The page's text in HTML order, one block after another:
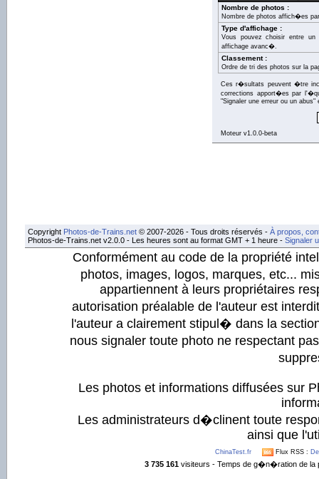
Nombre de photos :
Nombre de photos affich�es
Type d'affichage :
Vous pouvez choisir entre
affichage avanc�.
Classement :
Ordre de tri des photos sur la
Ces r�sultats peuvent �tre
corrections apport�es par
"Signaler une erreur ou un
Moteur v1.0.0-beta
Copyright Photos-de-Trains.net © 2007-2026 - Tous droits réservés - À propos,
Photos-de-Trains.net v2.0.0 - Les heures sont au format GMT + 1 heure - Signaler
Conformément au code de la propriété
photos, images, logos, marques, etc...
appartiennent à leurs propriétaires
autorisation préalable de l'auteur est
l'auteur a clairement stipul� dans la
nous signaler toute photo ne respectant
Les photos et informations diffusées sur
Les administrateurs d�clinent toute
ainsi que
ChinaTest.fr Flux RSS :
3 735 161visiteurs - Temps de g�n�ration de la